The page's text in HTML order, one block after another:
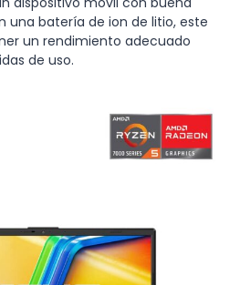
una batería de ion de litio, este
un rendimiento adecuado
de uso.